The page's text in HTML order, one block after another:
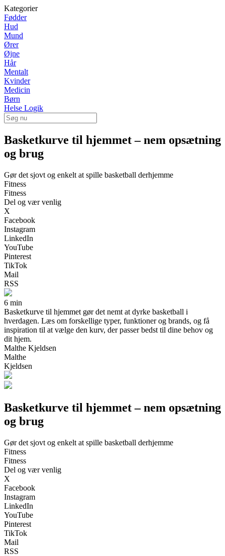
Kategorier
Fødder
Hud
Mund
Ører
Øjne
Hår
Mentalt
Kvinder
Medicin
Børn
Helse Logik
Basketkurve til hjemmet – nem opsætning
og brug
Gør det sjovt og enkelt at spille basketball derhjemme
Fitness
Fitness
Del og vær venlig
X
Facebook
Instagram
LinkedIn
YouTube
Pinterest
TikTok
Mail
RSS
6 min
Basketkurve til hjemmet gør det nemt at dyrke basketball i
hverdagen. Læs om forskellige typer, funktioner og brands, og få
inspiration til at vælge den kurv, der passer bedst til dine behov og
dit hjem.
Malthe Kjeldsen
Malthe
Kjeldsen
Basketkurve til hjemmet – nem opsætning
og brug
Gør det sjovt og enkelt at spille basketball derhjemme
Fitness
Fitness
Del og vær venlig
X
Facebook
Instagram
LinkedIn
YouTube
Pinterest
TikTok
Mail
RSS